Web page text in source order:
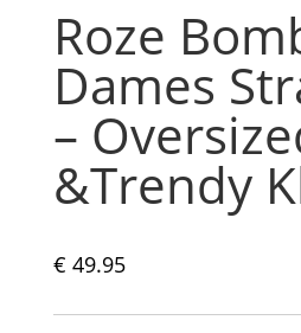
Roze
Dames
–
&Trendy
€ 49.95